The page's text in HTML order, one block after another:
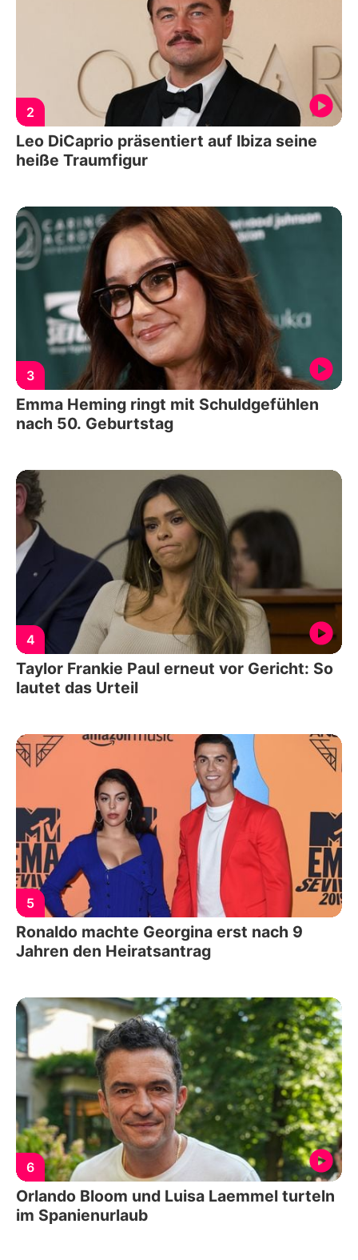
2
Leo DiCaprio präsentiert auf Ibiza seine
heiße Traumfigur
3
Emma Heming ringt mit Schuldgefühlen
nach 50. Geburtstag
4
Taylor Frankie Paul erneut vor Gericht: So
lautet das Urteil
5
Ronaldo machte Georgina erst nach 9
Jahren den Heiratsantrag
6
Orlando Bloom und Luisa Laemmel turteln
im Spanienurlaub